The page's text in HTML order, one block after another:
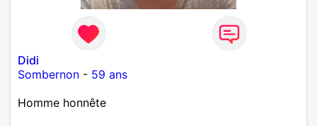
Didi
Sombernon - 59 ans
Homme honnête